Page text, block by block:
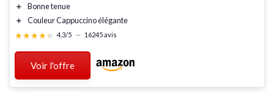
＋
Bonne tenue
＋
CouleurCappuccinoélégante
★★★★★
★★★★★ 4,3/5 — 16245 avis
Voir l'offre